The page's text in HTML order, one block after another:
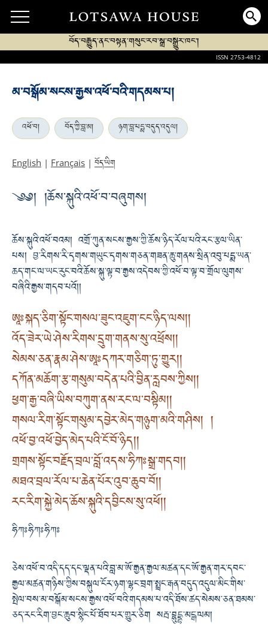
བོད་བརྒྱུད་ནང་བསྟན་གསུང་རབ་སྒྲ་བསྒྱུར་ཁང་།
ISSN 2753-4812
མ་བསྒོམ་སངས་རྒྱས་འཕོ་བའི་གདམས་པ།
འཕོ་བ། བོད་ཀྱི་བླ་མ། ཉག་བླ་པདྨ་བདུད་འདུལ།
English | Français | བོད་ཡིག
༄༅། །ཆོས་སྐུའི་འཕོ་བ་བཞུགས།
ཆོས་སྐུའི་འཕོ་བའམ། འགྲོ་ཀུན་སངས་རྒྱས་ཀྱི་ཆོས་ཉིད་རོལ་པའི་རང་རྩལ་ཡིན་
པས། བྱ་རིགས་རི་དྭགས་གཡུང་དྭགས་གཅན་གཟན་ཆུ་གནས་སྲིན་འབུ་པདྨ་ཡན་
ཆད་གང་ལ་ཡང་རུང་བའི་ཆོས་སྐུ་ལྟ་བ་རྒྱས་འདེབས་ཀྱི་འཕོ་བ་ལྟ་བ་གྲོལ་ལུགས་
བཞིའི་རྒྱས་གདབ་པའོ།།
ཨཱཿ སྐད་ཅིག་སྟོང་གསལ་ཟུང་འཇུག་ངང་ཉིད་ལས། །
འོད་ཟེར་ཡེ་ཤེས་རིགས་དྲུག་གནས་སུ་འཕྲོས། །
སེམས་ཅན་རྣམ་ཤེས་ཨཱཿདཀར་གཅིག་ཏུ་གྱུར། །
དཀོན་མཆོག་རྩ་གསུམ་བདེན་པའི་བྱིན་རླབས་ཀྱིས། །
ཕྱག་རྒྱ་བཞི་ཡིས་བཀུག་ནས་རང་ལ་བསྟིམ། །
གསལ་རིག་སྟོང་གསུམ་དབྱེར་མེད་གཉུག་མའི་གཤིས། །
འཕོ་བྱ་འཕོ་བྱེད་མེད་པའི་ངོ་བོ་ཉིད། །
གྲགས་སྟོང་བརྗོད་བྲལ་བློ་འདས་ཧིཀཿསྒྲ་གདབ། །
མཐའ་བྲལ་རོལ་པ་ཆེན་པོར་འུབ་ཆུབ་བོ། །
རང་རིག་སྐྱེ་མེད་ཆོས་སྐུའི་དབྱིངས་སུ་འཕོ། །
ཧིཀཿ ཧིཀཿ ཧིཀཿ
ཅེས་འཕོ་བ་འདི་དད་དང་ལྡན་པའི་བླ་མ་ཨོ་རྒྱན་རྒྱལ་མཚན་དང་ཨོ་རྒྱན་གར་དབང་
རྒྱལ་མཚན་གཉིས་ཀྱིས་བསྐུལ་ངོར་ཉག་ལྷང་བྲག་སྤྲང་རྒན་བདུད་འདུལ་མིང་གིས་
སྤེལ་བས་མ་བསྒོམ་སངས་རྒྱས་འཕོ་བའི་གདམས་པ་འདི་ཐོས་ཚད་སེམས་ཅན་ཐམས་
ཅད་རང་རིག་བྱང་ཆུབ་སྙིང་པོ་ཐོབ་པར་གྱུར་ཅིག སརྦ་བྷུདྡྷ་མངྒ་ལམ།